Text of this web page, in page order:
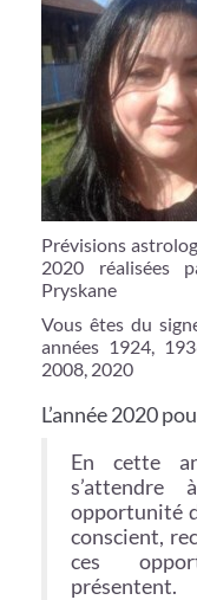
Prévisions
2020 réalisées
Pryskane
Vous êtes du
années 1924,
2008, 2020
L’année 2020
En cette
opportunité
conscient,
ces
présentent.